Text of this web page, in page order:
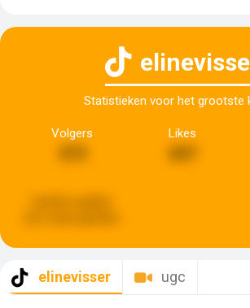
Statistieken voor het grootste
Volgers Likes
elinevisser ugc